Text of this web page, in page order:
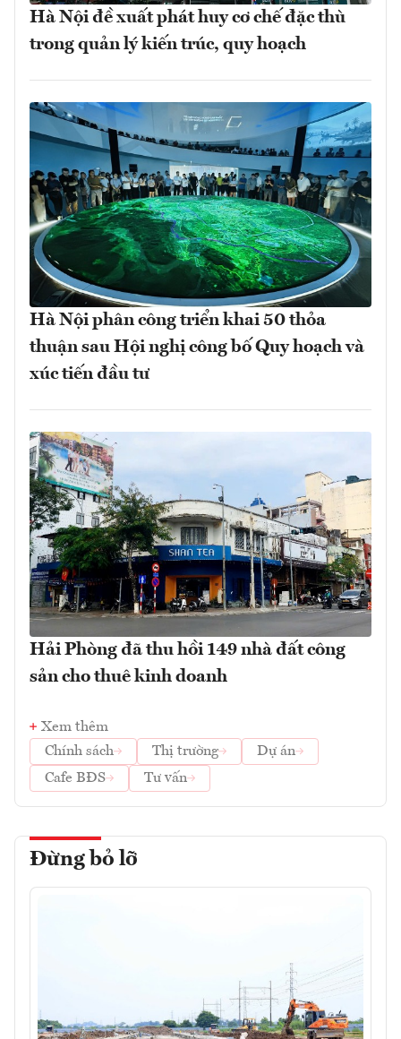
Hà Nội đề xuất phát huy cơ chế đặc thù
trong quản lý kiến trúc, quy hoạch
Hà Nội phân công triển khai 50 thỏa
thuận sau Hội nghị công bố Quy hoạch và
xúc tiến đầu tư
Hải Phòng đã thu hồi 149 nhà đất công
sản cho thuê kinh doanh
Xem thêm
Chính sách
Thị trường
Dự án
Cafe BĐS
Tư vấn
Đừng bỏ lỡ